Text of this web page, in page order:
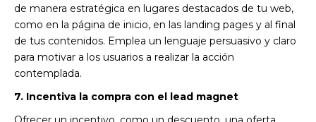
de manera estratégica en lugares destacados de tu web,
como en la página de inicio, en las landing pages y al final
de tus contenidos. Emplea un lenguaje persuasivo y claro
para motivar a los usuarios a realizar la acción
contemplada.
7. Incentiva la compra con el lead magnet